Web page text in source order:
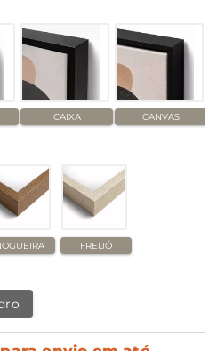
CAIXA CANVAS
FREIJÓ